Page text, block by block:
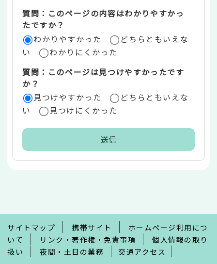
リ
ア
質問：このページの内容はわかりやすかっ
たですか？
わかりやすかった
どちらともいえな
い
わかりにくかった
質問：このページは見つけやすかったです
か？
見つけやすかった
どちらともいえな
い
見つけにくかった
で
サイトマップ 携帯サイト
ホームページ利用につ
いて
リンク・著作権・免責事項
個人情報の取り
扱い
夜間・土日の業務 交通アクセス